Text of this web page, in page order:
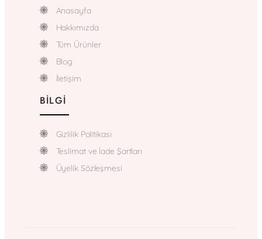
Anasayfa
Hakkımızda
Tüm Ürünler
Blog
İletişim
BILGI
Gizlilik Politikası
Teslimat ve İade Şartları
Üyelik Sözleşmesi